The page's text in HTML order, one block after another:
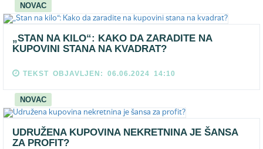
NOVAC
„STAN NA KILO“: KAKO DA ZARADITE NA
KUPOVINI STANA NA KVADRAT?
TEKST OBJAVLJEN: 06.06.2024 14:10
NOVAC
UDRUŽENA KUPOVINA NEKRETNINA JE ŠANSA
ZA PROFIT?